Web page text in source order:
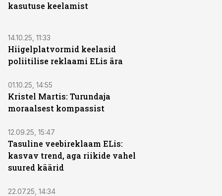
kasutuse keelamist
14.10.25, 11:33
Hiigelplatvormid keelasid
poliitilise reklaami ELis ära
01.10.25, 14:55
Kristel Martis: Turundaja
moraalsest kompassist
12.09.25, 15:47
Tasuline veebireklaam ELis:
kasvav trend, aga riikide vahel
suured käärid
22.07.25, 14:34